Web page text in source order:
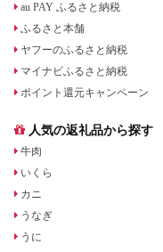
au PAY ふるさと納税
ふるさと本舗
ヤフーのふるさと納税
マイナビふるさと納税
ポイント還元キャンペーン
人気の返礼品から探す
牛肉
いくら
カニ
うなぎ
うに